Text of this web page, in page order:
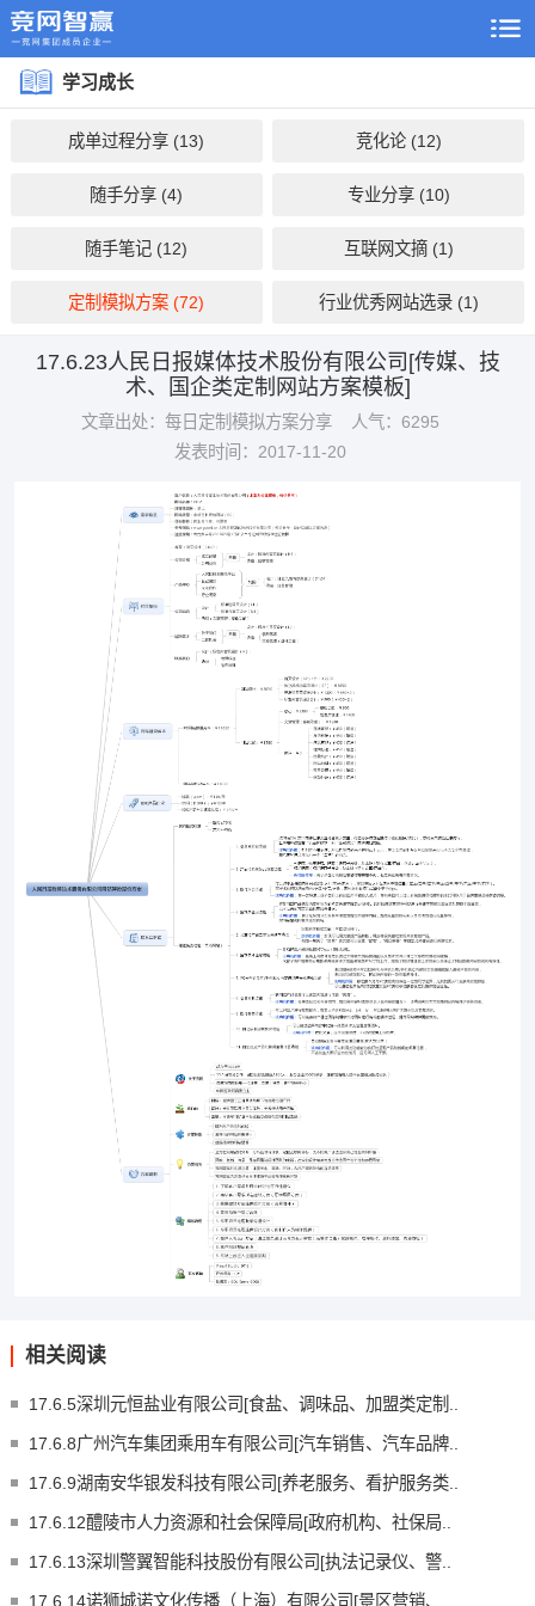
学习成长
成单过程分享 (13) 竞化论 (12)
随手分享 (4) 专业分享 (10)
随手笔记 (12) 互联网文摘 (1)
定制模拟方案 (72) 行业优秀网站选录 (1)
17.6.23人民日报媒体技术股份有限公司[传媒、技
术、国企类定制网站方案模板]
文章出处：每日定制模拟方案分享
人气：6295
发表时间：2017-11-20
相关阅读
17.6.5深圳元恒盐业有限公司[食盐、调味品、加盟类定制..
17.6.8广州汽车集团乘用车有限公司[汽车销售、汽车品牌..
17.6.9湖南安华银发科技有限公司[养老服务、看护服务类..
17.6.12醴陵市人力资源和社会保障局[政府机构、社保局..
17.6.13深圳警翼智能科技股份有限公司[执法记录仪、警..
17.6.14诺狮城诺文化传播（上海）有限公司[景区营销、..